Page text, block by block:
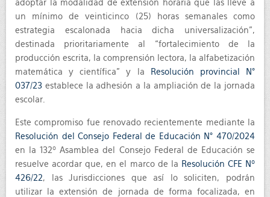
adoptar la modalidad de extensión horaria que las lleve a
un mínimo de veinticinco (25) horas semanales como
estrategia escalonada hacia dicha universalización”,
destinada prioritariamente al “fortalecimiento de la
producción escrita, la comprensión lectora, la alfabetización
matemática y científica” y la
Resolución provincial N°
037/23 establece la adhesión a la ampliación de la jornada
escolar.
Este compromiso fue renovado recientemente mediante la
Resolución del Consejo Federal de Educación N° 470/2024
en la 132º Asamblea del Consejo Federal de Educación se
resuelve acordar que, en el marco de la Resolución CFE Nº
426/22, las Jurisdicciones que así lo soliciten, podrán
utilizar la extensión de jornada de forma focalizada, en